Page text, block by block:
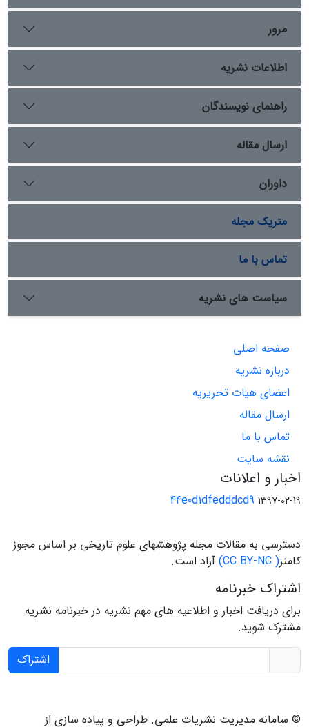
مرور
اطلاعات نشریه
راهنمای نویسندگان
ارسال مقاله
داوران
متریک مجله
تماس با ما
سیاست های نشریه
صفحه اصلی
درباره نشریه
اعضای هیات تحریریه
ارسال مقاله
تماس با ما
نقشه سایت
اخبار و اعلانات
44e0d1dfedddcd9 1397-02-19
دسترسی به مقالات مجله پژوهشهای علوم تاریخی بر اساس مجوز
کامنز( CC BY-NC) آزاد است.
اشتراک خبرنامه
برای دریافت اخبار و اطلاعیه های مهم نشریه در خبرنامه نشریه
مشترک شوید.
اشتراک
© سامانه مدیریت نشریات علمی. طراحی و پیاده سازی از